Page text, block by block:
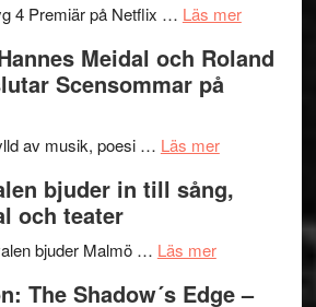
lättsam
2026
I
Delvis
genrens
terräng
4 Premiär på Netflix … Läs merom
på
Meidal och Roland
Scensommar på
av musik, poesi … Läs merom
Endre,
Roland
bjuder in till sång,
och teater
bjuder Malmö … Läs merom
bjuder
The Shadow´s Edge –